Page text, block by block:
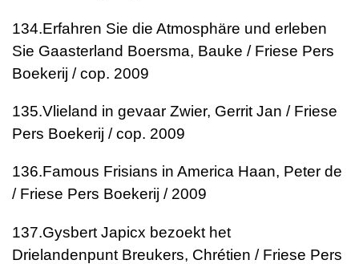
134.Erfahren Sie die Atmosphäre und erleben
Sie Gaasterland Boersma, Bauke / Friese Pers
Boekerij / cop. 2009
135.Vlieland in gevaar Zwier, Gerrit Jan / Friese
Pers Boekerij / cop. 2009
136.Famous Frisians in America Haan, Peter de
/ Friese Pers Boekerij / 2009
137.Gysbert Japicx bezoekt het
Drielandenpunt Breukers, Chrétien / Friese Pers